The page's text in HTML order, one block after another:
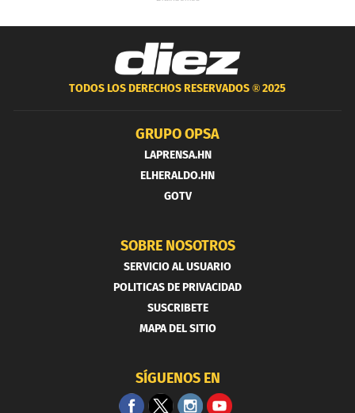
TODOS LOS DERECHOS RESERVADOS ®2025
GRUPO OPSA
LAPRENSA.HN
ELHERALDO.HN
GOTV
SOBRE NOSOTROS
SERVICIO AL USUARIO
POLITICAS DE PRIVACIDAD
SUSCRIBETE
MAPA DEL SITIO
SÍGUENOS EN